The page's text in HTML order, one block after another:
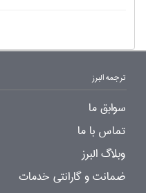
ترجمه البرز
سوابق ما
تماس با ما
وبلاگ البرز
ضمانت و گارانتی خدمات